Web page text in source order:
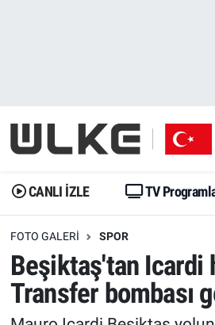
CANLI İZLE TV
FOTO GALERI SPOR
Beşiktaş'tan Icardi
Transfer bombası
Gündem
Dünya
Erişim Bilgileri
Ekonomi
Gündem
Trend
Erişim Bilgileri
Spor
İstanbul Namaz Vakitleri
Trafik Durumu
Erişim Bilgileri
Tüm Manşetler